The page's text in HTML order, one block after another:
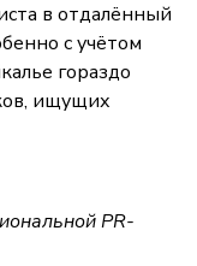
в отдалённый
с учётом
гораздо
ищущих
PR-